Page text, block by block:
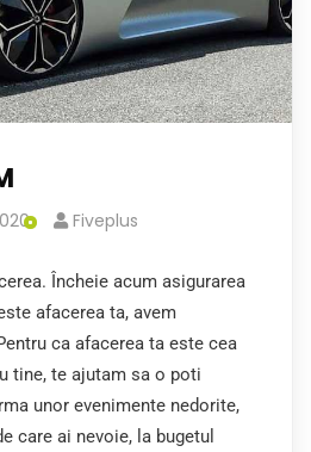
Fiveplus
Încheie acum asigurarea
afacerea ta, avem
ca afacerea ta este cea
tine, te ajutam sa o poti
unor evenimente nedorite,
care ai nevoie, la bugetul